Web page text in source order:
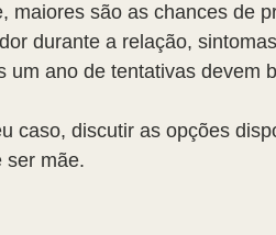
maiores são as chances de
durante a relação,
ano de tentativas devem
caso, discutir as opções
ser mãe.